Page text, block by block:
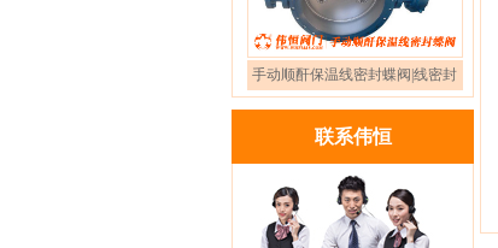
手动顺酐保温线密封蝶阀|线密封
型
联系伟恒